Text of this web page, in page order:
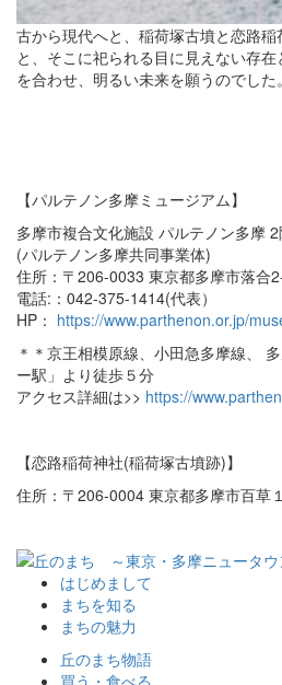
古から現代へと、稲荷塚古墳と恋路
と、そこに祀られる目に見えない存
を合わせ、明るい未来を願うのでした。
【パルテノン多摩ミュージアム】
多摩市複合文化施設 パルテノン多摩
(パルテノン多摩共同事業体)
住所：〒206-0033 東京都多摩市落合
電話:：042-375-1414(代表）
HP： https://www.parthenon.or.jp/
＊＊京王相模原線、小田急多摩線、
ー駅」より徒歩５分
アクセス詳細は>> https://
【恋路稲荷神社(稲荷塚古墳跡)】
住所：〒206-0004 東京都多摩市百草
はじめまして
まちを知る
まちの魅力
丘のまち物語
買う・食べる